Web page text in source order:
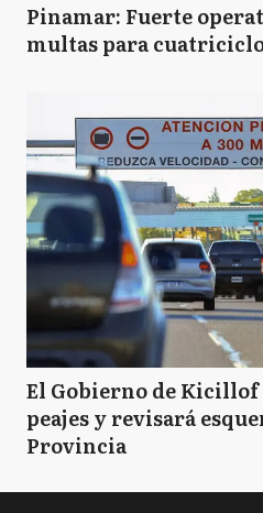
Pinamar: Fuerte
multas para
El Gobierno de
peajes y revisará
Provincia